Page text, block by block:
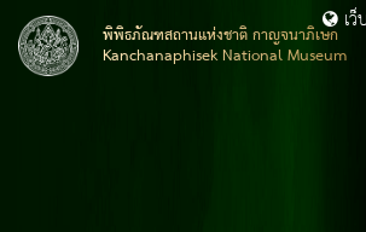
พิพิธภัณฑสถานแห่งชาติ กาญจนาภิเษก
Kanchanaphisek National Museum
เ